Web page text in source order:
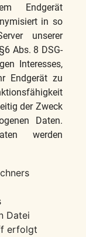
Endgerät
in so
unserer
Abs. 8 DSG-
Interesses,
Endgerät zu
der Zweck
Daten.
werden
Datei
erfolgt